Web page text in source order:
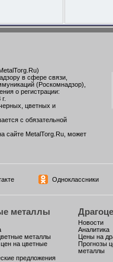
в сфере связи,
(Роскомнадзор),
о регистрации:
цветных и
с обязательной
сайте MetalTorg.Ru, может
Одноклассники
металлы
металлы
на цветные
предложения
Новости
Аналитика
Цены на
Прогнозы
металлы